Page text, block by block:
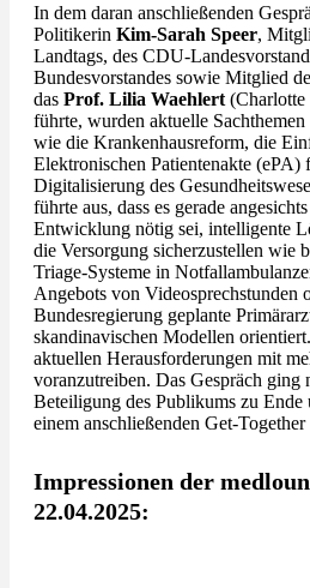
In dem daran anschließenden
Politikerin Kim-Sarah Speer,
Landtags, des CDU-
Bundesvorstandes sowie Mitglied
das Prof. Lilia Waehlert (Charlotte
führte, wurden aktuelle
wie die Krankenhausreform, die
Elektronischen Patientenakte (ePA)
Digitalisierung des
führte aus, dass es gerade
Entwicklung nötig sei, intelligente
die Versorgung sicherzustellen wie
Triage-Systeme in
Angebots von Videosprechstunden
Bundesregierung geplante
skandinavischen Modellen
aktuellen Herausforderungen mit
voranzutreiben. Das Gespräch ging
Beteiligung des Publikums zu
einem anschließenden Get-Together
Impressionen der
22.04.2025: